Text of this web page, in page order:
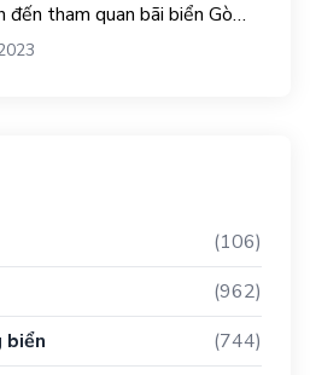
đến tham quan bãi biển Gò
(106)
(962)
biển
(744)